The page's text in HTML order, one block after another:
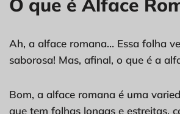
Ah, a alface romana… Essa folha
saborosa! Mas, afinal, o que é a
Bom, a alface romana é uma
que tem folhas longas e estreitas,